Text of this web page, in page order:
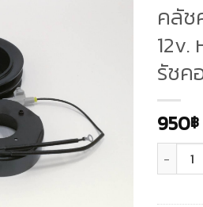
คลัช
12v.
รัชค
950฿